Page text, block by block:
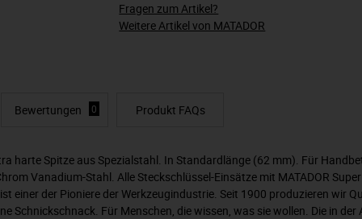
Fragen zum Artikel?
Weitere Artikel von MATADOR
Bewertungen 0 Produkt FAQs
harte Spitze aus Spezialstahl. In Standardlänge (62 mm). Für
Vanadium-Stahl. Alle Steckschlüssel-Einsätze mit MATADOR
einer der Pioniere der Werkzeugindustrie. Seit 1900 produzieren wir
Schnickschnack. Für Menschen, die wissen, was sie wollen. Die in